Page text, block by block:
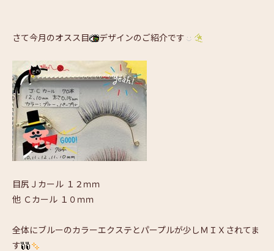
さて今月のオスス目 デザインのご紹介です
目尻Ｊカール １２ｍｍ
他 Ｃカール １０ｍｍ
全体にブルーのカラーエクステとパープルが少しＭＩＸされてま
す